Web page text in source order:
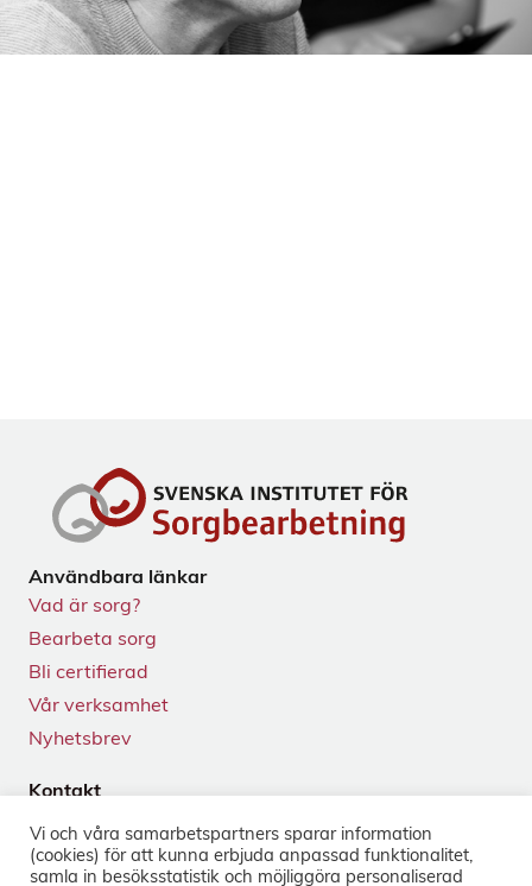
Användbara länkar
Vad är sorg?
Bearbeta sorg
Bli certifierad
Vår verksamhet
Nyhetsbrev
Kontakt
113 59 Stockholm
+46 8-33 50 40
Vi och våra samarbets­partners sparar information
(cookies) för att kunna erbjuda anpassad funktionalitet,
samla in besöks­statistik och möjliggöra personaliserad